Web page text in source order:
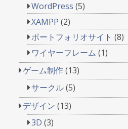
WordPress (5)
XAMPP (2)
ポートフォリオサイト (8)
ワイヤーフレーム (1)
ゲーム制作(13)
サークル(5)
デザイン (13)
3D (3)